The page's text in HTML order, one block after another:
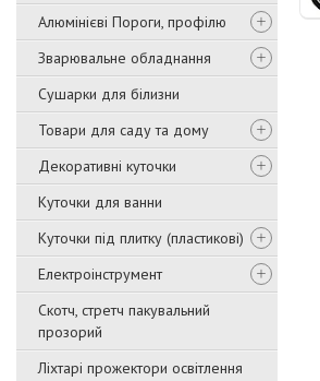
Алюмінієві Пороги, профілю
Зварювальне обладнання
Сушарки для білизни
Товари для саду та дому
Декоративні куточки
Куточки для ванни
Куточки під плитку (пластикові)
Електроінструмент
Скотч, стретч пакувальний
прозорий
Ліхтарі прожектори освітлення